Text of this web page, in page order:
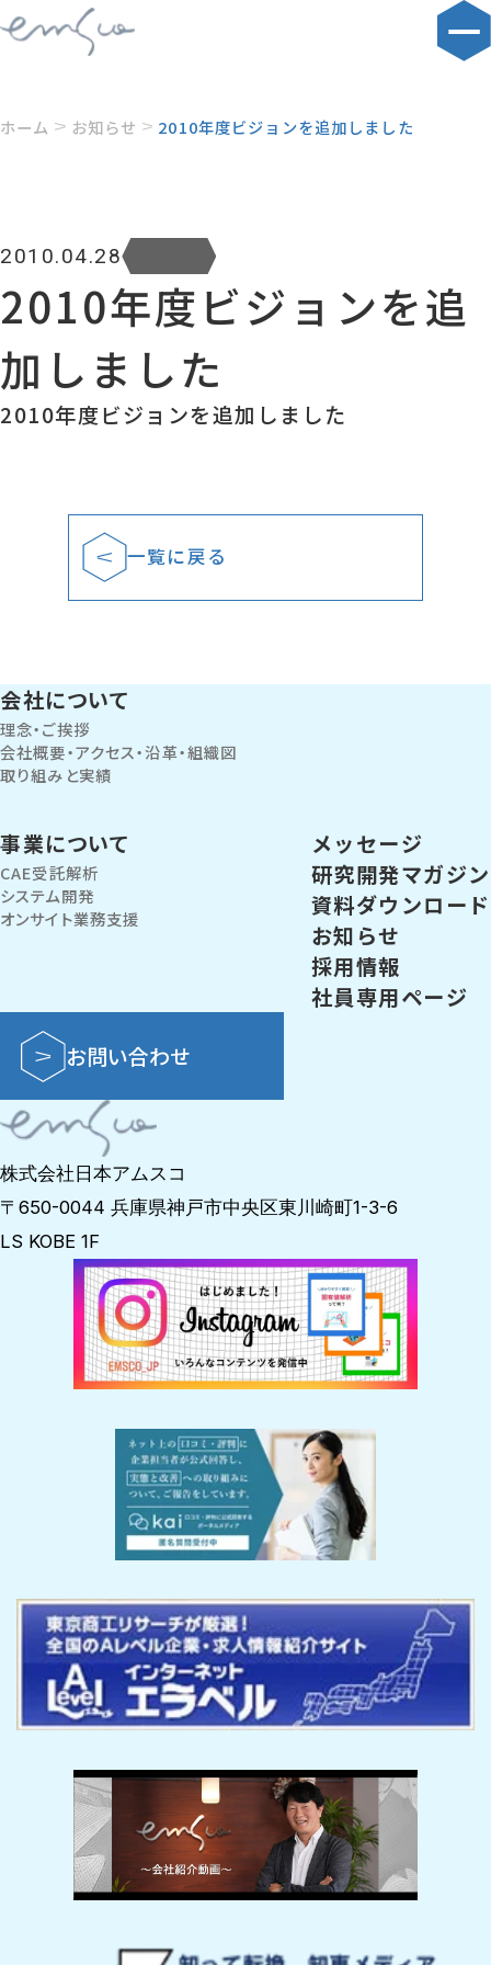
ホーム お知らせ 2010年度ビジョンを追加しました
2010.04.28
2010年度ビジョンを追
加しました
2010年度ビジョンを追加しました
一覧に戻る
会社について
理念・ご挨拶
会社概要・アクセス・沿革・組織図
取り組みと実績
事業について
CAE受託解析
システム開発
オンサイト業務支援
メッセージ
研究開発マガジン
資料ダウンロード
お知らせ
採用情報
社員専用ページ
株式会社日本アムスコ
〒650-0044 兵庫県神戸市中央区東川崎町1-3-6
LS KOBE 1F
お問い合わせ